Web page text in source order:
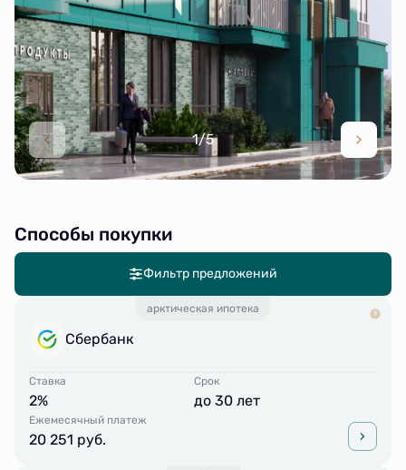
1/5
Способы покупки
Фильтр предложений
арктическая ипотека
Сбербанк
Ставка
2%
Срок
до 30 лет
Ежемесячный платеж
20 251 руб.